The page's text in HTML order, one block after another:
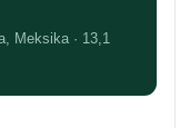
Meksika · 13,1